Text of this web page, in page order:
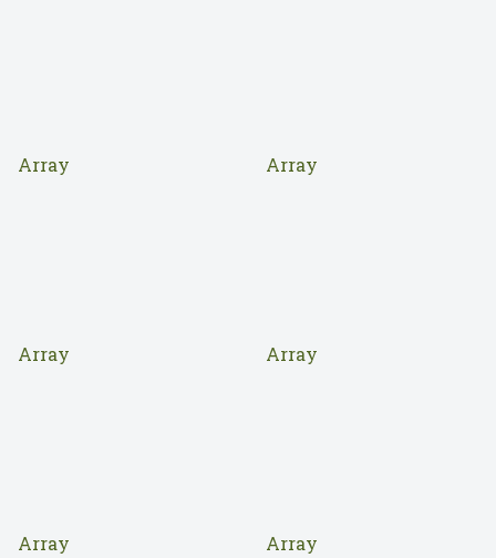
Array Array
Array Array
Array Array